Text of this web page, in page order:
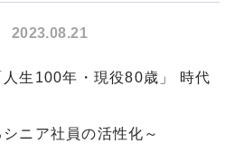
2023.08.21
人生100年・現役80歳」 時代
ニア社員の活性化～